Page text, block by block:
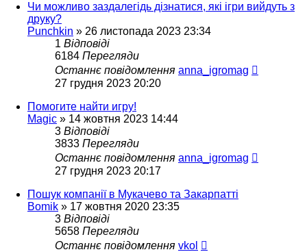
Чи можливо заздалегідь дізнатися, які ігри вийдуть з
друку?
Punchkin » 26 листопада 2023 23:34
1 Відповіді
6184 Перегляди
Останнє повідомлення anna_igromag
27 грудня 2023 20:20
Помогите найти игру!
Magic » 14 жовтня 2023 14:44
3 Відповіді
3833 Перегляди
Останнє повідомлення anna_igromag
27 грудня 2023 20:17
Пошук компанії в Мукачево та Закарпатті
Bomik » 17 жовтня 2020 23:35
3 Відповіді
5658 Перегляди
Останнє повідомлення vkol